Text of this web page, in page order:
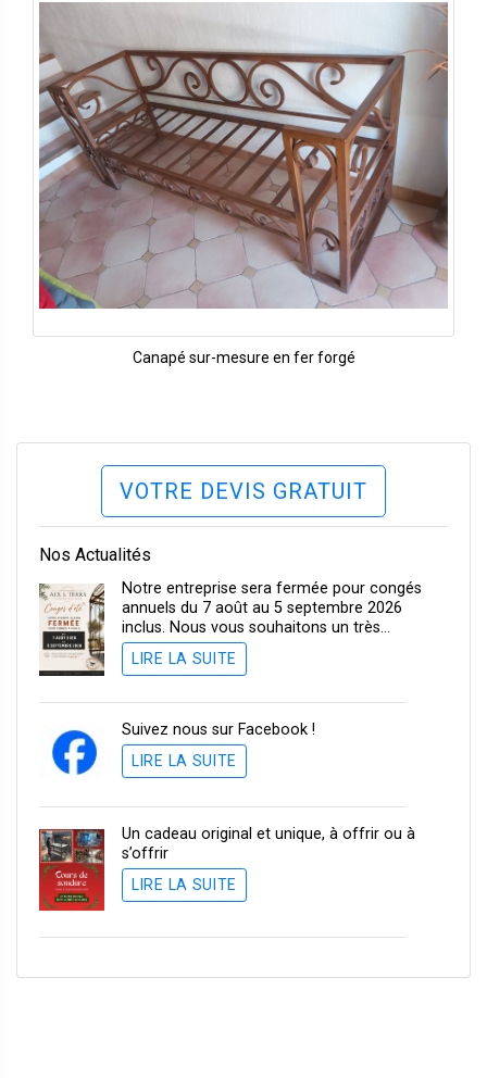
Canapé sur-mesure en fer forgé
VOTRE DEVIS GRATUIT
Nos Actualités
Notre entreprise sera fermée pour congés
annuels du 7 août au 5 septembre 2026
inclus. Nous vous souhaitons un très…
LIRE LA SUITE
Suivez nous sur Facebook !
LIRE LA SUITE
Un cadeau original et unique, à offrir ou à
s’offrir
LIRE LA SUITE